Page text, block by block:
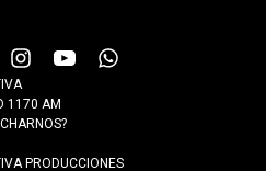
1170 AM
PRODUCCIONES